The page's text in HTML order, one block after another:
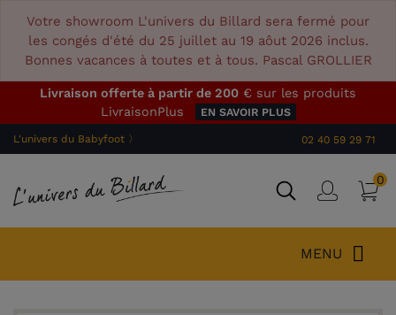
Votre showroom L'univers du Billard sera fermé pour
les congés d'été du 25 juillet au 19 aôut 2026 inclus.
Bonnes vacances à toutes et à tous. Pascal GROLLIER
Livraison offerte à partir de 200 € sur les produits
LivraisonPlus
EN SAVOIR PLUS
L'univers du Babyfoot 〉 02 40 59 29 71
0
MENU